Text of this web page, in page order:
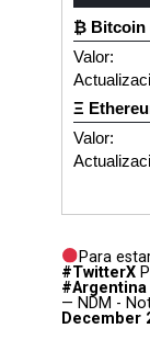
₿ Bitcoin
Valor:
Ξ
Valor:
Para
#TwitterX
#Argentina
— NDM -
December